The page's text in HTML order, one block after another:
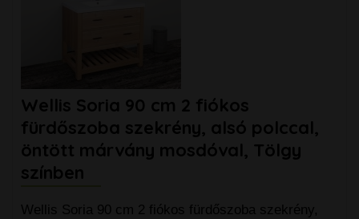
Wellis Soria 90 cm 2 fiókos
fürdőszoba szekrény, alsó polccal,
öntött márvány mosdóval, Tölgy
színben
Wellis Soria 90 cm 2 fiókos fürdőszoba szekrény,